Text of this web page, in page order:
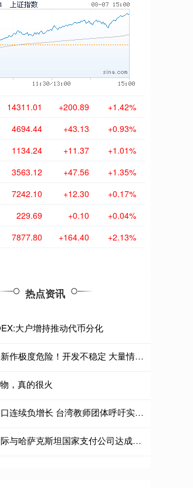
14311.01 +200.89 +1.42%
4694.44 +43.13 +0.93%
1134.24 +11.37 +1.01%
3563.12 +47.56 +1.35%
7242.10 +12.30 +0.17%
229.69 +0.10 +0.04%
7877.80 +164.40 +2.13%
热点资讯
大户增持推动代币分化
尚竞配资 育碧新作极度危险！开发不稳定 大量情报曝光
，真的很火
天戈资本 总人口连续负增长 台湾教师团体呼吁实施“小班化”教育
盈利网 银联国际与哈萨克斯坦国家支付公司达成跨境二维码互联互通合作